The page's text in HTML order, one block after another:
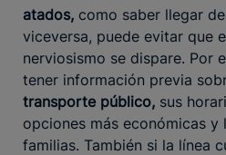
atados, como saber llegar
viceversa, puede evitar que
nerviosismo se dispare. Por
tener información previa
transporte público, sus
opciones más económicas y
familias. También si la línea